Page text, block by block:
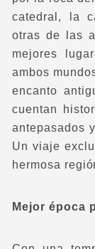
catedral, la
otras de las
mejores
ambos
encanto
cuentan
antepasados
Un viaje
hermosa
Mejor época